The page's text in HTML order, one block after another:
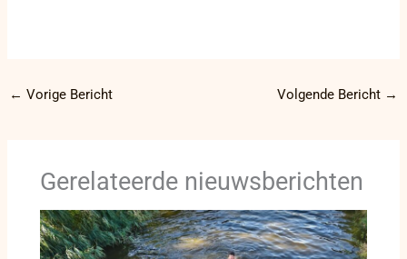
← Vorige Bericht Volgende Bericht →
Gerelateerde nieuwsberichten